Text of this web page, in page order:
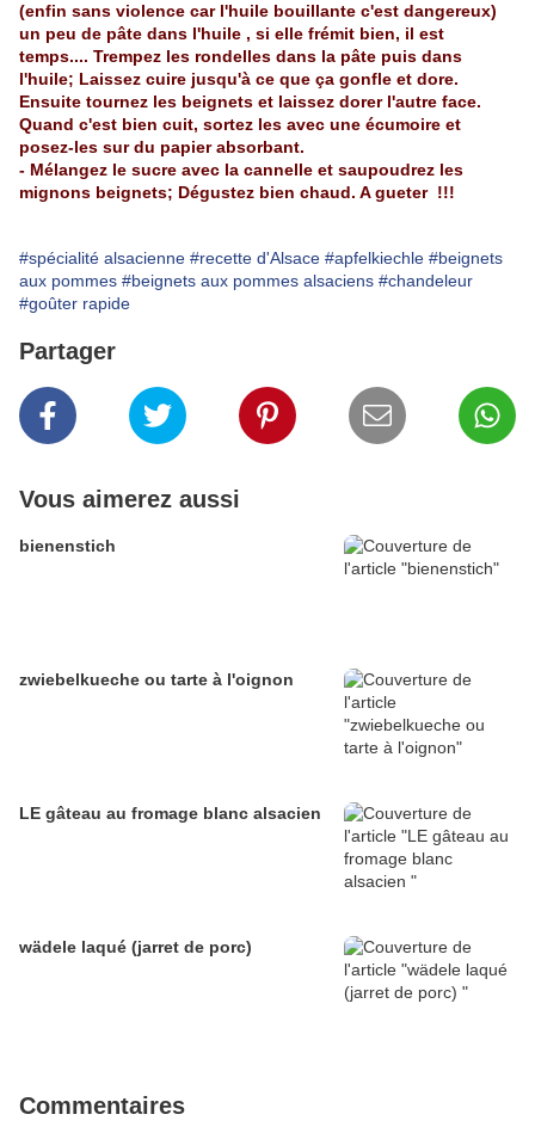
(enfin sans violence car l'huile bouillante c'est dangereux)
un peu de pâte dans l'huile , si elle frémit bien, il est
temps.... Trempez les rondelles dans la pâte puis dans
l'huile; Laissez cuire jusqu'à ce que ça gonfle et dore.
Ensuite tournez les beignets et laissez dorer l'autre face.
Quand c'est bien cuit, sortez les avec une écumoire et
posez-les sur du papier absorbant.
- Mélangez le sucre avec la cannelle et saupoudrez les
mignons beignets; Dégustez bien chaud. A gueter !!!
#spécialité alsacienne #recette d'Alsace #apfelkiechle #beignets
aux pommes #beignets aux pommes alsaciens #chandeleur
#goûter rapide
Partager
Vous aimerez aussi
bienenstich
zwiebelkueche ou tarte à l'oignon
LE gâteau au fromage blanc alsacien
wädele laqué (jarret de porc)
Commentaires